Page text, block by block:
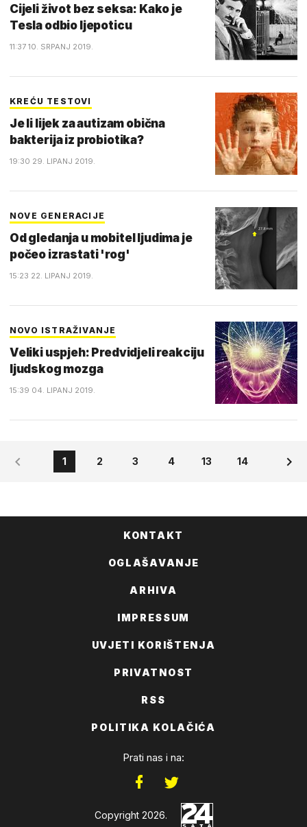
Cijeli život bez seksa: Kako je
Tesla odbio ljepoticu
11:37 10. SRPANJ 2019.
KREĆU TESTOVI
Je li lijek za autizam obična
bakterija iz probiotika?
19:30 29. LIPANJ 2019.
NOVE GENERACIJE
Od gledanja u mobitel ljudima je
počeo izrastati 'rog'
15:23 22. LIPANJ 2019.
NOVO ISTRAŽIVANJE
Veliki uspjeh: Predvidjeli reakciju
ljudskog mozga
15:39 04. LIPANJ 2019.
1 2 3 4 13 14
KONTAKT
OGLAŠAVANJE
ARHIVA
IMPRESSUM
UVJETI KORIŠTENJA
PRIVATNOST
RSS
POLITIKA KOLAČIĆA
Prati nas i na:
Copyright 2026.